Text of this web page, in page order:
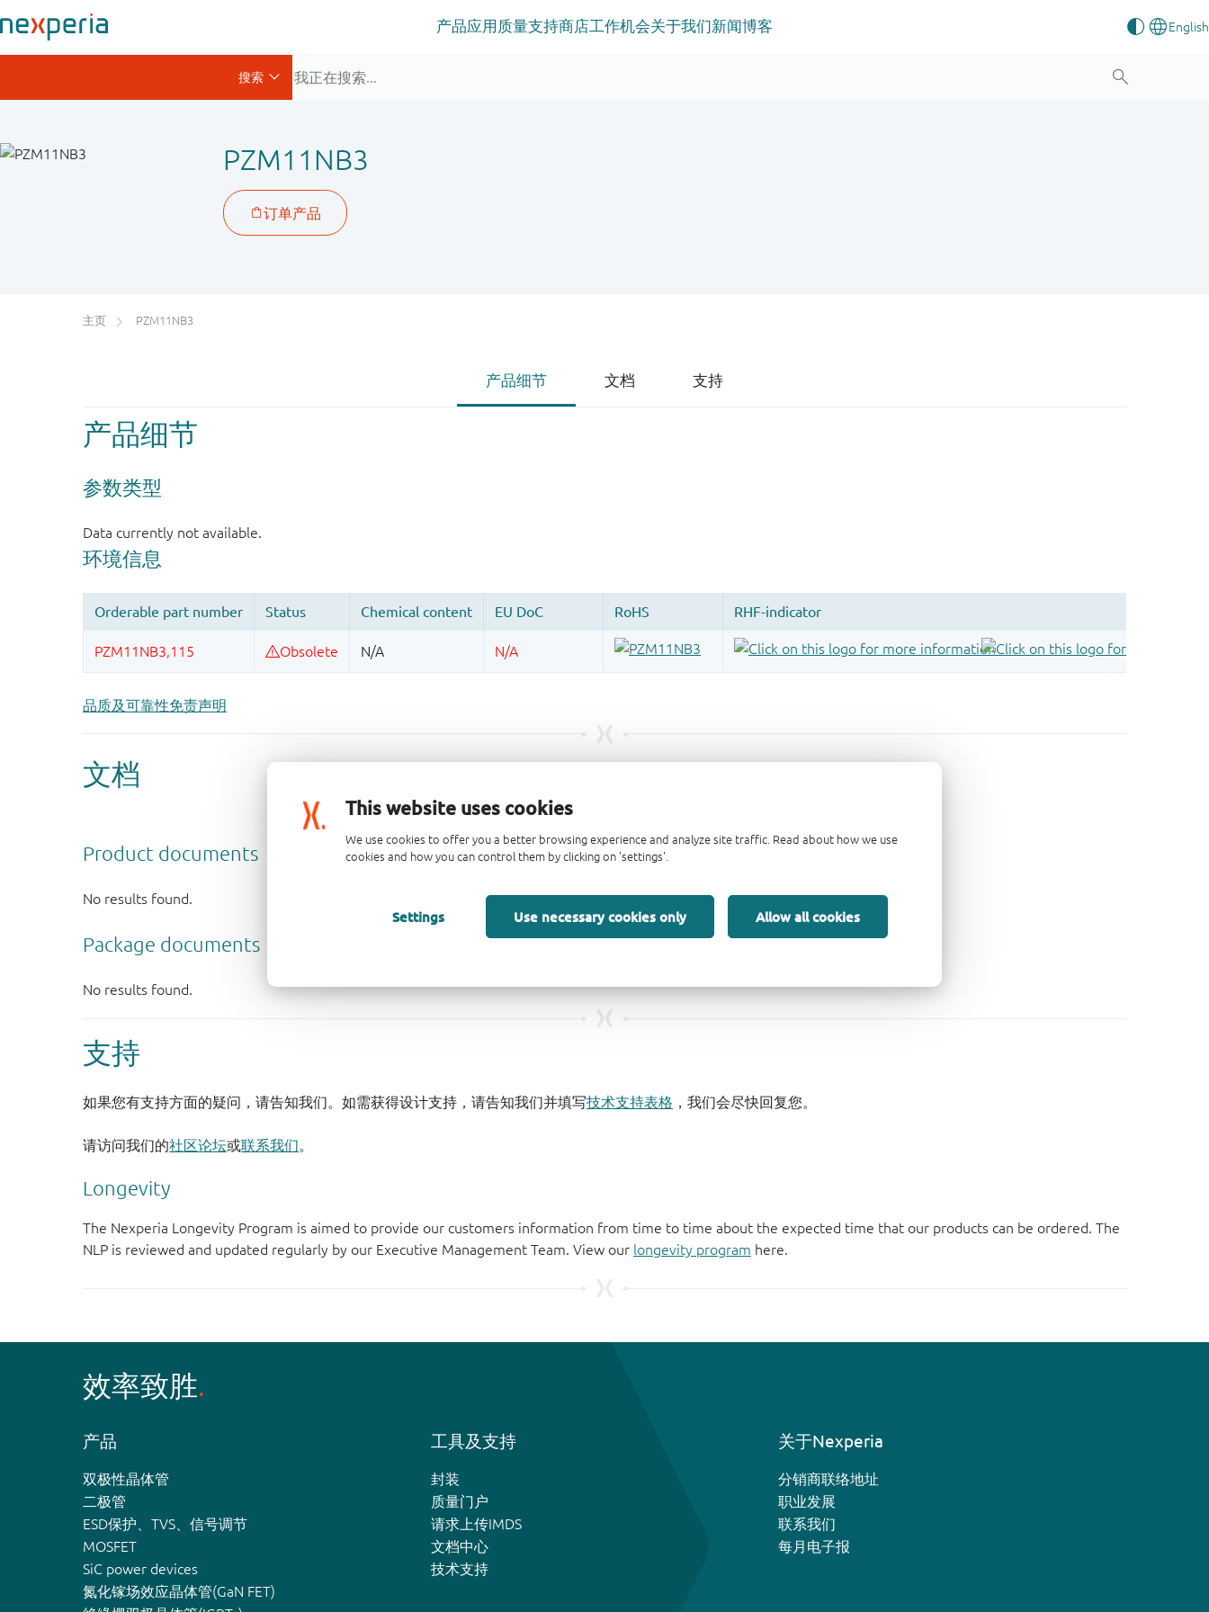
This website uses cookies
We use cookies to offer you a better browsing experience and analyze site traffic. Read about how we use
cookies and how you can control them by clicking on 'settings'.
Settings Use necessary cookies only Allow all cookies
产品应用 质量支持商店工作机会关于我们新闻博客
PZM11NB3
主页 PZM11NB3
产品细节 文档 支持
产品细节
品质及可靠性免责声明
支持
如果您有支持方面的疑问，请告知我们。如需获得设计支持，请告知我们并填写技术支持表格 ，我们会尽快回复您。
请访问我们的社区论坛或联系我们。
Longevity
The Nexperia Longevity Program is aimed to provide our customers information from time to time about the expected time that our products can be ordered. The
NLP is reviewed and updated regularly by our Executive Management Team. View our longevity program here.
效率致胜
产品
双极性晶体管
二极管
ESD保护、TVS、信号调节
MOSFET
SiC power devices
氮化镓场效应晶体管(GaN FET)
工具及支持
封装
质量门户
请求上传IMDS
文档中心
技术支持
关于Nexperia
分销商联络地址
职业发展
联系我们
每月电子报